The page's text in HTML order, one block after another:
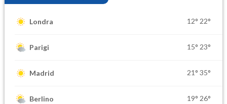
Londra 12° 22°
Parigi 15° 23°
Madrid 21° 35°
Berlino 19° 26°